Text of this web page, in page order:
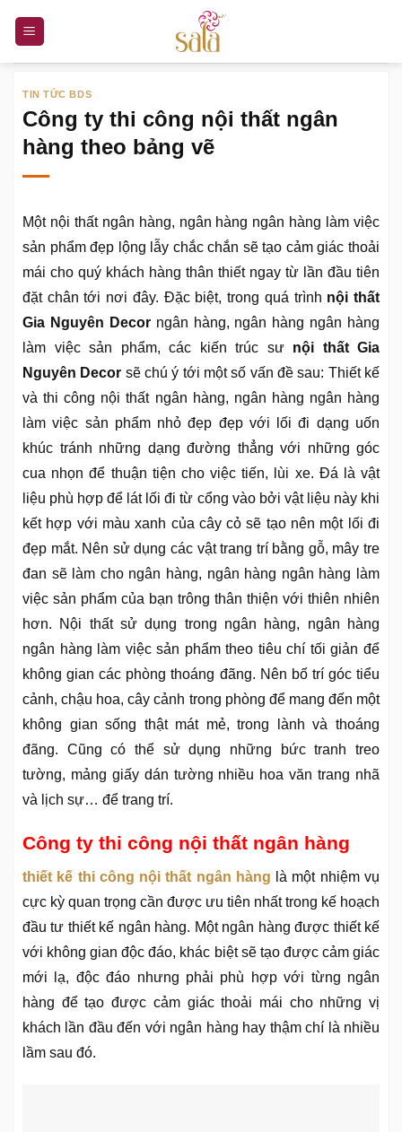
nội
TIN TỨC BDS
Công ty thi công nội thất ngân
hàng theo bảng vẽ
Một nội thất ngân hàng, ngân hàng ngân hàng làm việc
sản phẩm đẹp lộng lẫy chắc chắn sẽ tạo cảm giác thoải
mái cho quý khách hàng thân thiết ngay từ lần đầu tiên
đặt chân tới nơi đây. Đặc biệt, trong quá trình nội thất
Gia Nguyên Decorngân hàng, ngân hàng ngân hàng
làm việc sản phẩm, các kiến trúc sư nội thất Gia
Nguyên Decor sẽ chú ý tới một số vấn đề sau: Thiết kế
và thi công nội thất ngân hàng, ngân hàng ngân hàng
làm việc sản phẩm nhỏ đẹp đẹp với lối đi dạng uốn
khúc tránh những dạng đường thẳng với những góc
cua nhọn để thuận tiện cho việc tiến, lùi xe. Đá là vật
liệu phù hợp để lát lối đi từ cổng vào bởi vật liệu này khi
kết hợp với màu xanh của cây cỏ sẽ tạo nên một lối đi
đẹp mắt. Nên sử dụng các vật trang trí bằng gỗ, mây tre
đan sẽ làm cho ngân hàng, ngân hàng ngân hàng làm
việc sản phẩm của bạn trông thân thiện với thiên nhiên
hơn. Nội thất sử dụng trong ngân hàng, ngân hàng
ngân hàng làm việc sản phẩm theo tiêu chí tối giản để
không gian các phòng thoáng đãng. Nên bố trí góc tiểu
cảnh, chậu hoa, cây cảnh trong phòng để mang đến một
không gian sống thật mát mẻ, trong lành và thoáng
đãng. Cũng có thể sử dụng những bức tranh treo
tường, mảng giấy dán tường nhiều hoa văn trang nhã
và lịch sự… để trang trí.
Công ty thi công nội thất ngân hàng
thiết kế thi công nội thất ngân hàng là một nhiệm vụ
cực kỳ quan trọng cần được ưu tiên nhất trong kế hoạch
đầu tư thiết kế ngân hàng. Một ngân hàng được thiết kế
với không gian độc đáo, khác biệt sẽ tạo được cảm giác
mới lạ, độc đáo nhưng phải phù hợp với từng ngân
hàng để tạo được cảm giác thoải mái cho những vị
khách lần đầu đến với ngân hàng hay thậm chí là nhiều
lầm sau đó.